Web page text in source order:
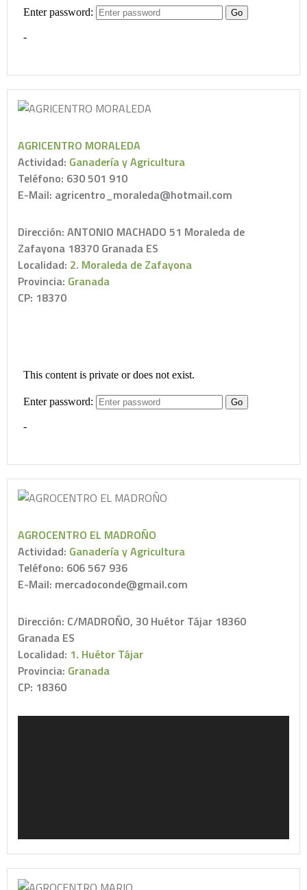
AGRICENTRO MORALEDA
Actividad: Ganadería y Agricultura
Teléfono: 630 501 910
E-Mail: agricentro_moraleda@hotmail.com
Dirección: ANTONIO MACHADO 51 Moraleda de
Zafayona 18370 Granada ES
Localidad: 2. Moraleda de Zafayona
Provincia: Granada
CP: 18370
AGROCENTRO EL MADROÑO
Actividad: Ganadería y Agricultura
Teléfono: 606 567 936
E-Mail: mercadoconde@gmail.com
Dirección: C/MADROÑO, 30 Huétor Tájar 18360
Granada ES
Localidad: 1. Huétor Tájar
Provincia: Granada
CP: 18360